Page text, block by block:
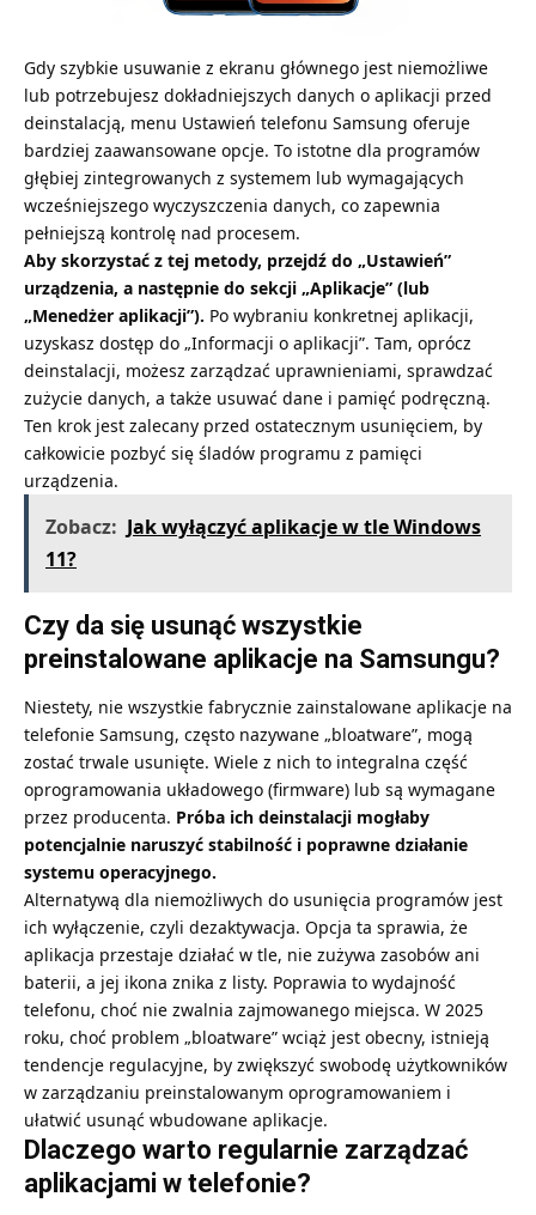
Gdy szybkie usuwanie z ekranu głównego jest niemożliwe
lub potrzebujesz dokładniejszych danych o aplikacji przed
deinstalacją, menu Ustawień telefonu Samsung oferuje
bardziej zaawansowane opcje. To istotne dla programów
głębiej zintegrowanych z systemem lub wymagających
wcześniejszego wyczyszczenia danych, co zapewnia
pełniejszą kontrolę nad procesem.
Aby skorzystać z tej metody, przejdź do „Ustawień”
urządzenia, a następnie do sekcji „Aplikacje” (lub
„Menedżer aplikacji”). Po wybraniu konkretnej aplikacji,
uzyskasz dostęp do „Informacji o aplikacji”. Tam, oprócz
deinstalacji, możesz zarządzać uprawnieniami, sprawdzać
zużycie danych, a także usuwać dane i pamięć podręczną.
Ten krok jest zalecany przed ostatecznym usunięciem, by
całkowicie pozbyć się śladów programu z pamięci
urządzenia.
Zobacz: Jak wyłączyć aplikacje w tle Windows
11?
Czy da się usunąć wszystkie
preinstalowane aplikacje na Samsungu?
Niestety, nie wszystkie fabrycznie zainstalowane aplikacje na
telefonie Samsung, często nazywane „bloatware”, mogą
zostać trwale usunięte. Wiele z nich to integralna część
oprogramowania układowego (firmware) lub są wymagane
przez producenta. Próba ich deinstalacji mogłaby
potencjalnie naruszyć stabilność i poprawne działanie
systemu operacyjnego.
Alternatywą dla niemożliwych do usunięcia programów jest
ich wyłączenie, czyli dezaktywacja. Opcja ta sprawia, że
aplikacja przestaje działać w tle, nie zużywa zasobów ani
baterii, a jej ikona znika z listy. Poprawia to wydajność
telefonu, choć nie zwalnia zajmowanego miejsca. W 2025
roku, choć problem „bloatware” wciąż jest obecny, istnieją
tendencje regulacyjne, by zwiększyć swobodę użytkowników
w zarządzaniu preinstalowanym oprogramowaniem i
ułatwić usunąć wbudowane aplikacje.
Dlaczego warto regularnie zarządzać
aplikacjami w telefonie?